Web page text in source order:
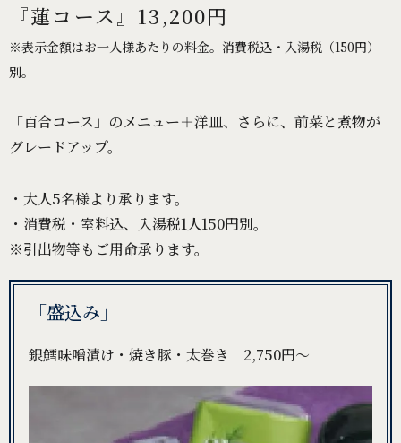
『蓮コース』13,200円
※表示金額はお一人様あたりの料金。消費税込・入湯税（150円）
別。
「百合コース」のメニュー＋洋皿、さらに、前菜と煮物が
グレードアップ。
・大人5名様より承ります。
・消費税・室料込、入湯税1人150円別。
※引出物等もご用命承ります。
「盛込み」
銀鱈味噌漬け・焼き豚・太巻き 2,750円～